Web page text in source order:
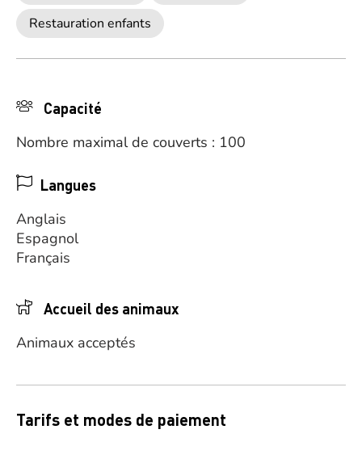
Restauration enfants
Capacité
Nombre maximal de couverts : 100
Langues
Anglais
Espagnol
Français
Accueil des animaux
Animaux acceptés
Tarifs et modes de paiement